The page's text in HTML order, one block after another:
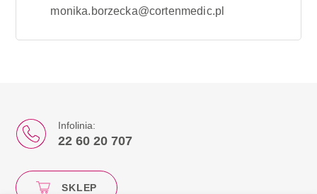
monika.borzecka@cortenmedic.pl
Infolinia:
22 60 20 707
SKLEP